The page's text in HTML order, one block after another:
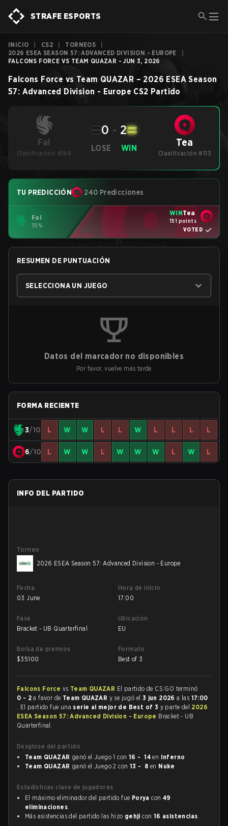
STRAFE ESPORTS
INICIO CS2 TORNEOS
2026 ESEA SEASON 57: ADVANCED DIVISION - EUROPE
FALCONS FORCE VS TEAM QUAZAR - JUN 3, 2026
Falcons Force vs Team QUAZAR – 2026 ESEA Season
57: Advanced Division - Europe CS2 Partido
Fal
Clasificación #168
LOSE
0 - 2
WIN Tea
Clasificación #113
TU PREDICCIÓN 240 Predicciones
Fal
35%
WINTea
151 points
VOTED
RESUMEN DE PUNTUACIÓN
SELECCIONA UN JUEGO
Datos del marcador no disponibles
Por favor, vuelve más tarde
FORMA RECIENTE
3/10 L W W L L W L L L L
6/10 L W W L W W W L W L
INFO DEL PARTIDO
Torneo
2026 ESEA Season 57: Advanced Division - Europe
Fecha
03 June
Hora de inicio
17:00
Fase
Bracket - UB Quarterfinal
Ubicación
EU
Bolsa de premios
$35100
Formato
Best of 3
Falcons Force vs Team QUAZAR El partido de CS:GO terminó
0 - 2 a favor de Team QUAZAR y se jugó el 3 jun 2026a las 17:00
. El partido fue una serie al mejor de Best of 3 y parte del 2026
ESEA Season 57: Advanced Division - Europe Bracket - UB
Quarterfinal.
Desglose del partido
Team QUAZAR ganó el Juego 1 con 16 - 14 en Inferno
Team QUAZAR ganó el Juego 2 con 13 - 8 en Nuke
Estadísticas clave de jugadores
El máximo eliminador del partido fue Porya con 49
eliminaciones.
Más asistencias del partido las hizo gehji con 16 asistencias.